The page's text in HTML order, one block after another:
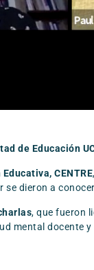
de Educación
CENTRE
dieron a
, que fueron
mental docente